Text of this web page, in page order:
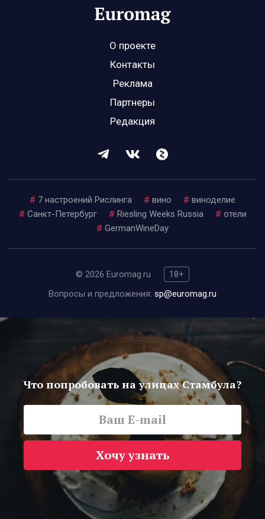
О проекте
Контакты
Реклама
Партнеры
Редакция
# 7 настроений Рислинга # вино # виноделие
# Санкт-Петербург # Riesling Weeks Russia # отели
# GermanWineDay
© 2026 Euromag.ru
18+
Вопросы и предложения: sp@euromag.ru
Что попробовать на улицах Стамбула?
Хочу узнать